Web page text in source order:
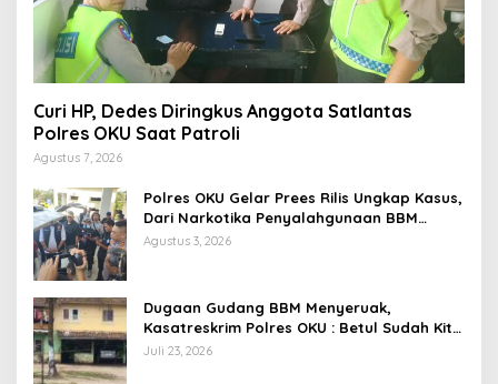
Curi HP, Dedes Diringkus Anggota Satlantas
Polres OKU Saat Patroli
Agustus 7, 2026
Polres OKU Gelar Prees Rilis Ungkap Kasus,
Dari Narkotika Penyalahgunaan BBM
Hingga Kasus Korupsi
Agustus 3, 2026
Dugaan Gudang BBM Menyeruak,
Kasatreskrim Polres OKU : Betul Sudah Kita
Pasang Police Line
Juli 23, 2026